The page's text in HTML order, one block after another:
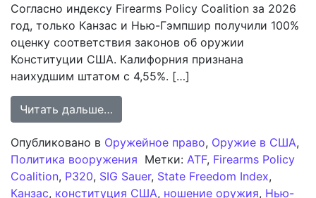
Согласно индексу Firearms Policy Coalition за 2026
год, только Канзас и Нью-Гэмпшир получили 100%
оценку соответствия законов об оружии
Конституции США. Калифорния признана
наихудшим штатом с 4,55%. […]
Читать дальше…
Опубликовано в Оружейное право, Оружие в США,
Политика вооружения Метки: ATF, Firearms Policy
Coalition, P320, SIG Sauer, State Freedom Index,
Канзас, конституция США, ношение оружия, Нью-